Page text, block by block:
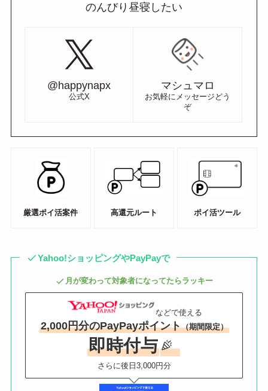
のんびり昼寝したい
@happynapx
公式X
マシュマロ
お気軽にメッセージどう
ぞ
厳選ポイ活案件 高還元ルート ポイ活ツール
Yahoo!ショッピングやPayPayで
月が変わって対象者になってたらラッキー
などで使える
2,000円分のPayPayポイント（期間限定）
即時付与
さらに後日3,000円分